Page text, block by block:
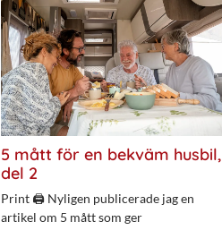
5 mått för en bekväm husbil,
del 2
Print 🖨 Nyligen publicerade jag en
artikel om 5 mått som ger